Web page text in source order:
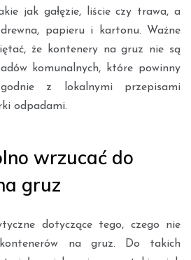
jak gałęzie, liście czy trawa, a
papieru i kartonu. Ważne
że kontenery na gruz nie są
komunalnych, które powinny
z lokalnymi przepisami
odpadami.
wrzucać do
gruz
dotyczące tego, czego nie
na gruz. Do takich